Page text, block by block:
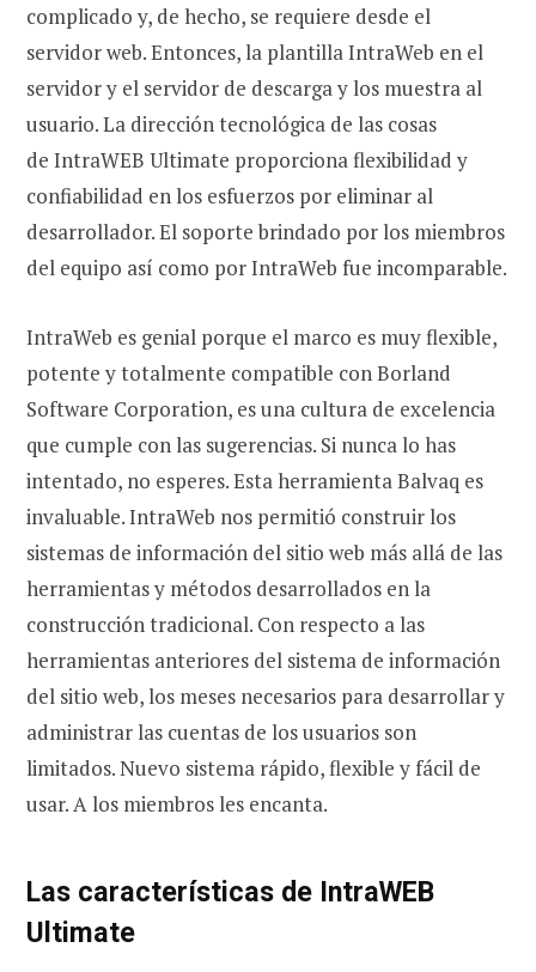
complicado y, de hecho, se requiere desde el
servidor web. Entonces, la plantilla IntraWeb en el
servidor y el servidor de descarga y los muestra al
usuario. La dirección tecnológica de las cosas
de IntraWEB Ultimate proporciona flexibilidad y
confiabilidad en los esfuerzos por eliminar al
desarrollador. El soporte brindado por los miembros
del equipo así como por IntraWeb fue incomparable.
IntraWeb es genial porque el marco es muy flexible,
potente y totalmente compatible con Borland
Software Corporation, es una cultura de excelencia
que cumple con las sugerencias. Si nunca lo has
intentado, no esperes. Esta herramienta Balvaq es
invaluable. IntraWeb nos permitió construir los
sistemas de información del sitio web más allá de las
herramientas y métodos desarrollados en la
construcción tradicional. Con respecto a las
herramientas anteriores del sistema de información
del sitio web, los meses necesarios para desarrollar y
administrar las cuentas de los usuarios son
limitados. Nuevo sistema rápido, flexible y fácil de
usar. A los miembros les encanta.
Las características de IntraWEB
Ultimate